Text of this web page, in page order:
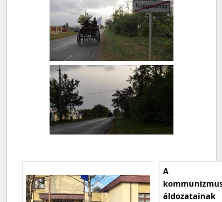
A
áldozatainak